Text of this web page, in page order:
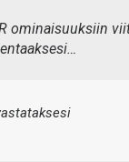
ominaisuuksiin